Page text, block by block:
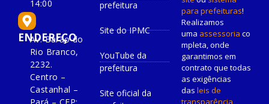
14:00
ENDEREÇO
Av. Barão do
Rio Branco,
2232.
Centro –
Castanhal –
prefeitura
Site do IPMC
YouTube da
prefeitura
Site oficial da
para prefeituras!
Realizamos
uma assessoria co
mpleta, onde
garantimos em
contrato que todas
as exigências
das leis de